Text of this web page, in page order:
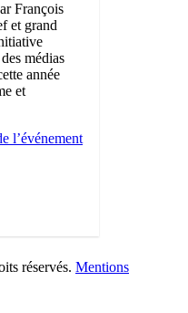
François
et grand
médias
année
et
l’événement
réservés. Mentions